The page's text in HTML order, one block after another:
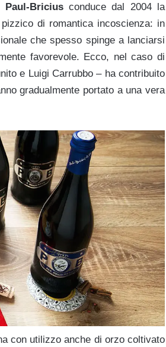
Paul-Briciusconduce dal 2004 la
di romantica incoscienza: in
che spesso spinge a lanciarsi
favorevole. Ecco, nel caso di
e Luigi Carrubbo – ha contribuito
gradualmente portato a una vera
con utilizzo anche di orzo coltivato